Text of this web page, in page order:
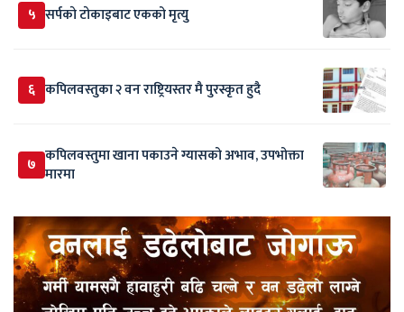
५ सर्पकाे टाेकाइबाट एकको मृत्यु
६ कपिलवस्तुका २ वन राष्ट्रियस्तर मै पुरस्कृत हुदै
७ कपिलवस्तुमा खाना पकाउने ग्यासको अभाव, उपभोक्ता
मारमा